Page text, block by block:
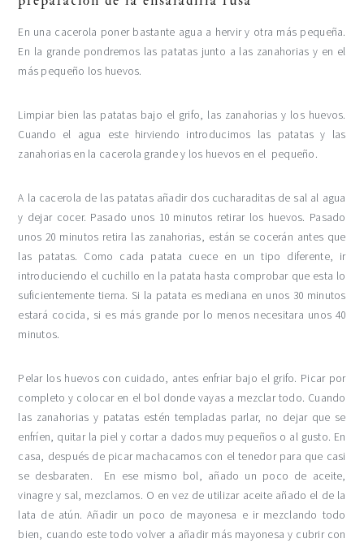
En una cacerola poner bastante agua a hervir y otra más pequeña.
En la grande pondremos las patatas junto a las zanahorias y en el
más pequeño los huevos.
Limpiar bien las patatas bajo el grifo, las zanahorias y los huevos.
Cuando el agua este hirviendo introducimos las patatas y las
zanahorias en la cacerola grande y los huevos en el pequeño.
A la cacerola de las patatas añadir dos cucharaditas de sal al agua
y dejar cocer. Pasado unos 10 minutos retirar los huevos. Pasado
unos 20 minutos retira las zanahorias, están se cocerán antes que
las patatas. Como cada patata cuece en un tipo diferente, ir
introduciendo el cuchillo en la patata hasta comprobar que esta lo
suficientemente tierna. Si la patata es mediana en unos 30 minutos
estará cocida, si es más grande por lo menos necesitara unos 40
minutos.
Pelar los huevos con cuidado, antes enfriar bajo el grifo. Picar por
completo y colocar en el bol donde vayas a mezclar todo. Cuando
las zanahorias y patatas estén templadas parlar, no dejar que se
enfríen, quitar la piel y cortar a dados muy pequeños o al gusto. En
casa, después de picar machacamos con el tenedor para que casi
se desbaraten. En ese mismo bol, añado un poco de aceite,
vinagre y sal, mezclamos. O en vez de utilizar aceite añado el de la
lata de atún. Añadir un poco de mayonesa e ir mezclando todo
bien, cuando este todo volver a añadir más mayonesa y cubrir con